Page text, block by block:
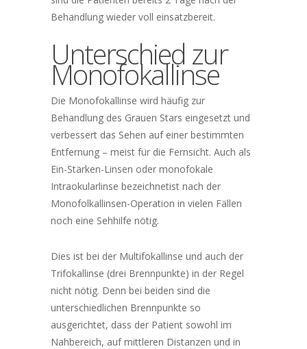
Behandlung wieder voll einsatzbereit.
Unterschied zur
Monofokallinse
Die Monofokallinse wird häufig zur
Behandlung des Grauen Stars eingesetzt und
verbessert das Sehen auf einer bestimmten
Entfernung – meist für die Fernsicht. Auch als
Ein-Stärken-Linsen oder monofokale
Intraokularlinse bezeichnetist nach der
Monofolkallinsen-Operation in vielen Fällen
noch eine Sehhilfe nötig.
Dies ist bei der Multifokallinse und auch der
Trifokallinse (drei Brennpunkte) in der Regel
nicht nötig. Denn bei beiden sind die
unterschiedlichen Brennpunkte so
ausgerichtet, dass der Patient sowohl im
Nahbereich, auf mittleren Distanzen und in